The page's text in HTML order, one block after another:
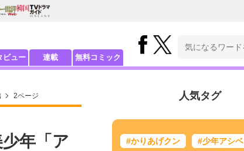
ビュー 連載 無料コミック
2ページ
年「ア
人気タグ
#かりあげクン #少年アシベ